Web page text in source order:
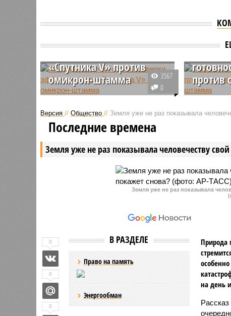
Гинцбург озвучил сроки
«Спутника V» против
омикрон-штамма
По словам директора Центра им.
специалисты проверят
эффективность «Спутника V»
против омикрон-штамма в
течение десяти дней.
3567
0
Глава
против
Сейчас
пока не
Версия // Общество // Земля уже не раз показывала
Земля уже не раз показывала человечеству
Последние времена
Земля уже не раз показывала
В РАЗДЕЛЕ
Право на память
Энергообман
Природа
на день
Рассказ
0
0
0